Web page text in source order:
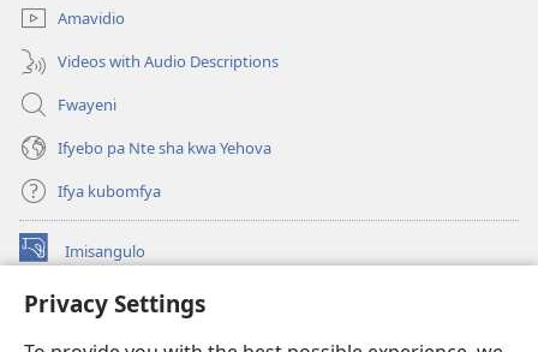
Privacy Settings
Amavidio
Videos with Audio Descriptions
Fwayeni
Ifyebo pa Nte sha kwa Yehova
Ifya kubomfya
Imisangulo
(yalaisula
imbi)
Watchtower LAIBRARE YA PA INTANETI™